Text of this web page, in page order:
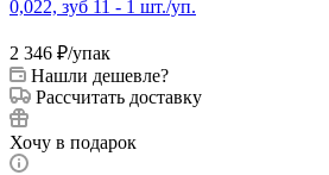
2 346 ₽/упак
Нашли дешевле?
Рассчитать доставку
Хочу в подарок